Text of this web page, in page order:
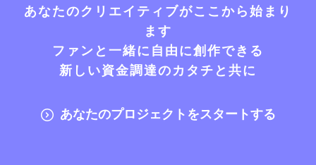
あなたのクリエイティブがここから始まり
ます
ファンと一緒に自由に創作できる
新しい資金調達のカタチと共に
あなたのプロジェクトをスタートする